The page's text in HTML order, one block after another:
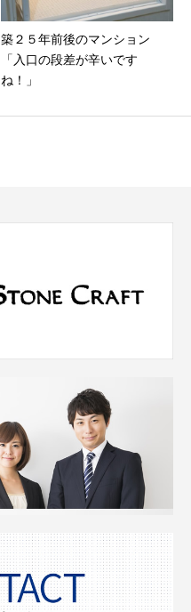
築２５年前後のマンション
「入口の段差が辛いです
ね！」